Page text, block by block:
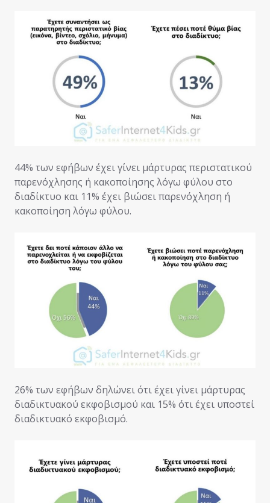
44% των εφήβων έχει γίνει μάρτυρας περιστατικού
παρενόχλησης ή κακοποίησης λόγω φύλου στο
διαδίκτυο και 11% έχει βιώσει παρενόχληση ή
κακοποίηση λόγω φύλου.
26% των εφήβων δηλώνει ότι έχει γίνει μάρτυρας
διαδικτυακού εκφοβισμού και 15% ότι έχει υποστεί
διαδικτυακό εκφοβισμό.